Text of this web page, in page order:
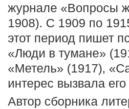
журнале «Вопросы
1908). С 1909 по
этот период пишет
«Люди в тумане»
«Метель» (1917),
интерес вызвала
Автор сборника